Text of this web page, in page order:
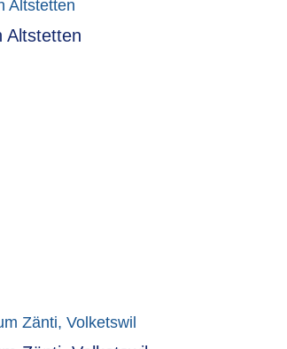
Altstetten